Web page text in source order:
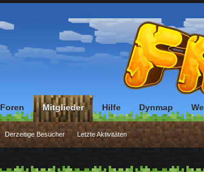
Foren Mitglieder
Derzeitige Besucher Letzte Aktivitäten
Hilfe Dynmap